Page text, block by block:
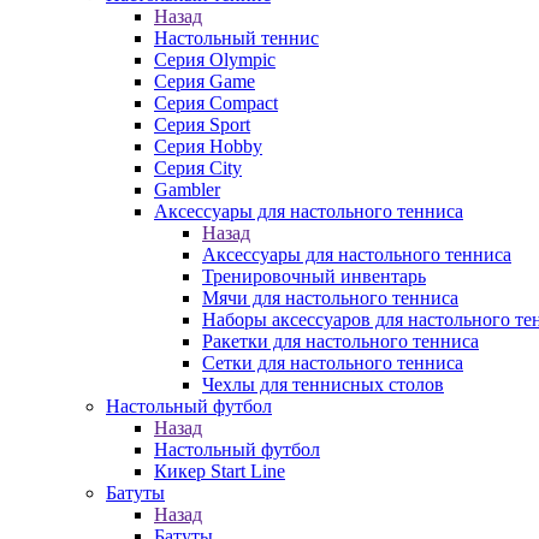
Назад
Настольный теннис
Серия Olympic
Серия Game
Серия Compact
Серия Sport
Серия Hobby
Серия City
Gambler
Аксессуары для настольного тенниса
Назад
Аксессуары для настольного тенниса
Тренировочный инвентарь
Мячи для настольного тенниса
Наборы аксессуаров для настольного
Ракетки для настольного тенниса
Сетки для настольного тенниса
Чехлы для теннисных столов
Настольный футбол
Назад
Настольный футбол
Кикер Start Line
Батуты
Назад